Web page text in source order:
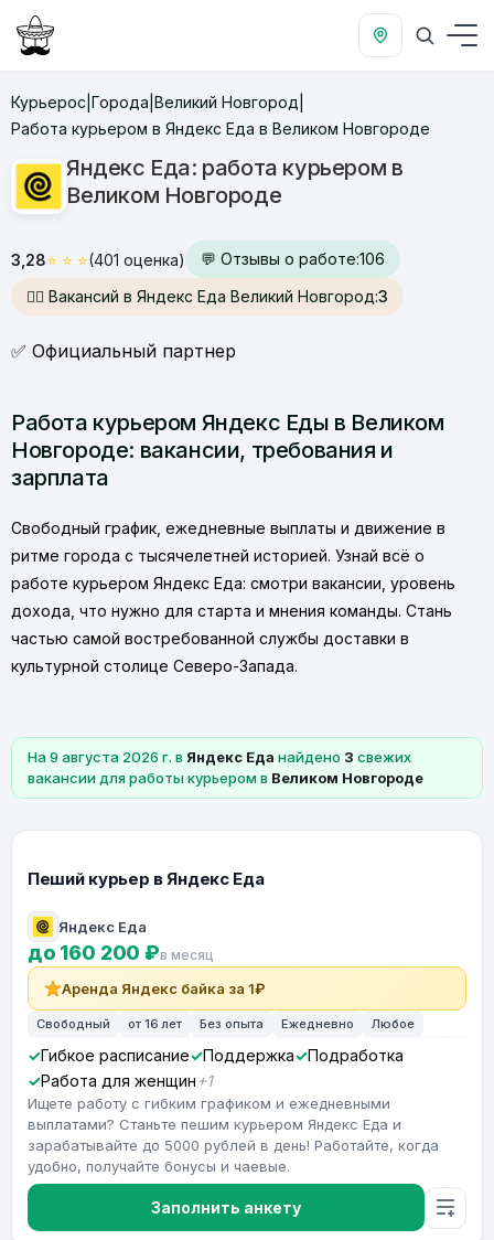
Курьерос Города Великий Новгород
Работа курьером в Яндекс Еда в Великом Новгороде
Яндекс Еда: работа курьером в
Великом Новгороде
3,28⭐ ⭐ ⭐(401 оценка) 💬 Отзывы о работе:106
🙋‍♂️ Вакансий в Яндекс Еда Великий Новгород:3
✅ Официальный партнер
Работа курьером Яндекс Еды в Великом
Новгороде: вакансии, требования и
зарплата
Свободный график, ежедневные выплаты и движение в
ритме города с тысячелетней историей. Узнай всё о
работе курьером Яндекс Еда: смотри вакансии, уровень
дохода, что нужно для старта и мнения команды. Стань
частью самой востребованной службы доставки в
культурной столице Северо-Запада.
На 9 августа 2026 г. в Яндекс Еда найдено 3 свежих
вакансии для работы курьером в Великом Новгороде
Пеший курьер в Яндекс Еда
Яндекс Еда
до 160 200 ₽в месяц
Аренда Яндекс байка за 1₽
Свободный от 16 лет Без опыта Ежедневно Любое
Гибкое расписание Поддержка
Подработка
Работа для женщин +1
Ищете работу с гибким графиком и ежедневными
выплатами? Станьте пешим курьером Яндекс Еда и
зарабатывайте до 5000 рублей в день! Работайте, когда
удобно, получайте бонусы и чаевые.
Заполнить анкету